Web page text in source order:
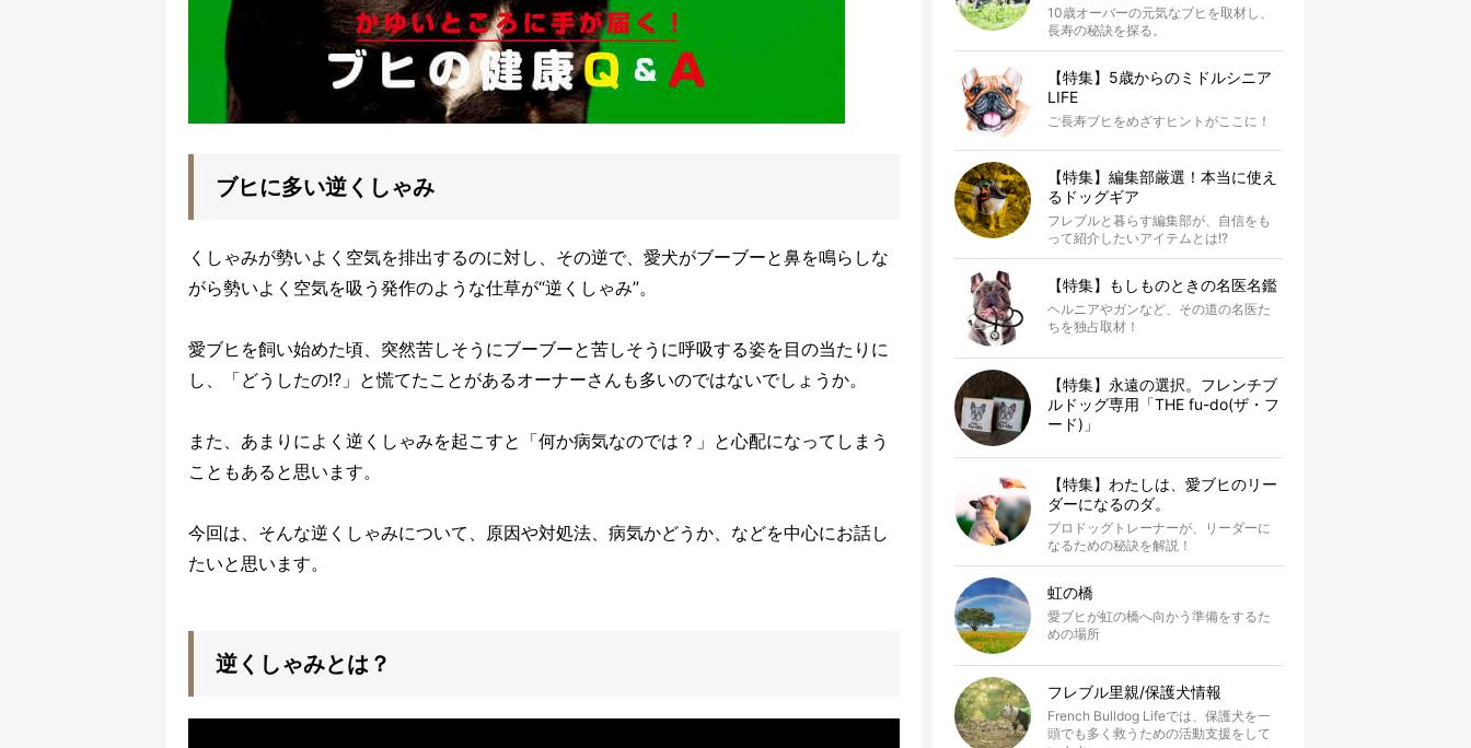
ブヒに多い逆くしゃみ
くしゃみが勢いよく空気を排出するのに対し、その逆で、愛犬がブーブーと鼻を鳴らしな
がら勢いよく空気を吸う発作のような仕草が“逆くしゃみ”。
愛ブヒを飼い始めた頃、突然苦しそうにブーブーと苦しそうに呼吸する姿を目の当たりに
し、「どうしたの!?」と慌てたことがあるオーナーさんも多いのではないでしょうか。
また、あまりによく逆くしゃみを起こすと「何か病気なのでは？」と心配になってしまう
こともあると思います。
今回は、そんな逆くしゃみについて、原因や対処法、病気かどうか、などを中心にお話し
たいと思います。
逆くしゃみとは？
10歳オーバーの元気なブヒを取材し、
長寿の秘訣を探る。
【特集】5歳からのミドルシニア
LIFE
ご長寿ブヒをめざすヒントがここに！
【特集】編集部厳選！本当に使え
るドッグギア
フレブルと暮らす編集部が、自信をも
って紹介したいアイテムとは!?
【特集】もしものときの名医名鑑
ヘルニアやガンなど、その道の名医た
ちを独占取材！
【特集】永遠の選択。フレンチブ
ルドッグ専用「THE fu-do(ザ・フ
ード)」
【特集】わたしは、愛ブヒのリー
ダーになるのダ。
プロドッグトレーナーが、リーダーに
なるための秘訣を解説！
虹の橋
愛ブヒが虹の橋へ向かう準備をするた
めの場所
フレブル里親/保護犬情報
French Bulldog Lifeでは、保護犬を一
頭でも多く救うための活動支援をして